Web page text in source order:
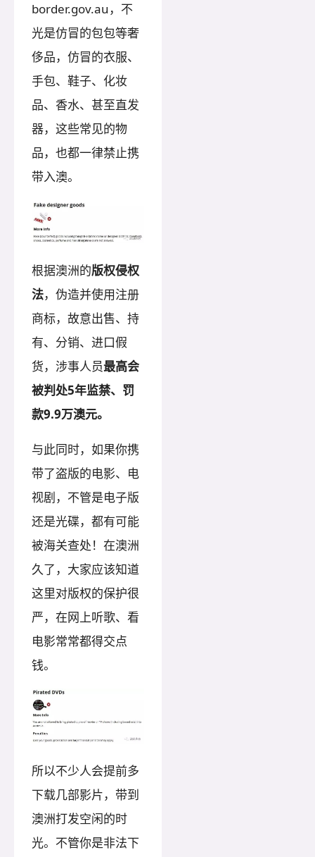
border.gov.au，不
光是仿冒的包包等奢
侈品，仿冒的衣服、
手包、鞋子、化妆
品、香水、甚至直发
器，这些常见的物
品，也都一律禁止携
带入澳。
根据澳洲的版权侵权
法，伪造并使用注册
商标，故意出售、持
有、分销、进口假
货，涉事人员最高会
被判处5年监禁、罚
款9.9万澳元。
与此同时，如果你携
带了盗版的电影、电
视剧，不管是电子版
还是光碟，都有可能
被海关查处！在澳洲
久了，大家应该知道
这里对版权的保护很
严，在网上听歌、看
电影常常都得交点
钱。
所以不少人会提前多
下载几部影片，带到
澳洲打发空闲的时
光。不管你是非法下